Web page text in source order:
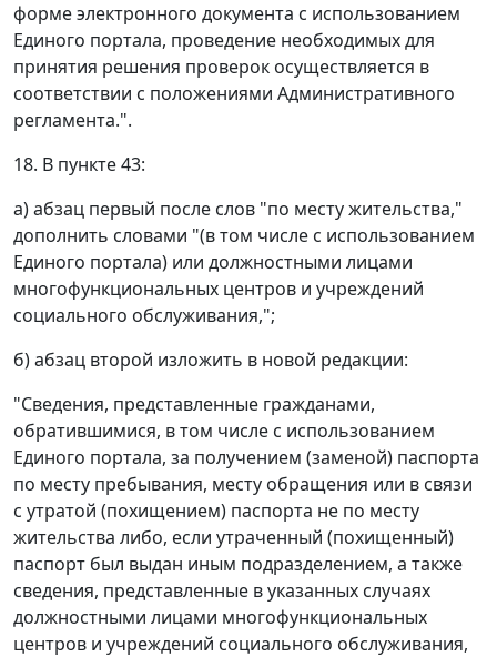
форме электронного документа с использованием
Единого портала, проведение необходимых для
принятия решения проверок осуществляется в
соответствии с положениями Административного
регламента.".
18. В пункте 43:
а) абзац первый после слов "по месту жительства,"
дополнить словами "(в том числе с использованием
Единого портала) или должностными лицами
многофункциональных центров и учреждений
социального обслуживания,";
б) абзац второй изложить в новой редакции:
"Сведения, представленные гражданами,
обратившимися, в том числе с использованием
Единого портала, за получением (заменой) паспорта
по месту пребывания, месту обращения или в связи
с утратой (похищением) паспорта не по месту
жительства либо, если утраченный (похищенный)
паспорт был выдан иным подразделением, а также
сведения, представленные в указанных случаях
должностными лицами многофункциональных
центров и учреждений социального обслуживания,